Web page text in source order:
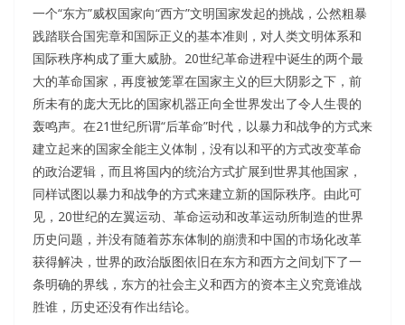
一个“东方”威权国家向“西方”文明国家发起的挑战，公然粗暴
践踏联合国宪章和国际正义的基本准则，对人类文明体系和
国际秩序构成了重大威胁。20世纪革命进程中诞生的两个最
大的革命国家，再度被笼罩在国家主义的巨大阴影之下，前
所未有的庞大无比的国家机器正向全世界发出了令人生畏的
轰鸣声。在21世纪所谓“后革命”时代，以暴力和战争的方式来
建立起来的国家全能主义体制，没有以和平的方式改变革命
的政治逻辑，而且将国内的统治方式扩展到世界其他国家，
同样试图以暴力和战争的方式来建立新的国际秩序。由此可
见，20世纪的左翼运动、革命运动和改革运动所制造的世界
历史问题，并没有随着苏东体制的崩溃和中国的市场化改革
获得解决，世界的政治版图依旧在东方和西方之间划下了一
条明确的界线，东方的社会主义和西方的资本主义究竟谁战
胜谁，历史还没有作出结论。